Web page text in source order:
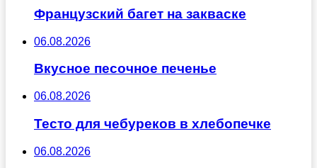
Французский багет на закваске
06.08.2026
Вкусное песочное печенье
06.08.2026
Тесто для чебуреков в хлебопечке
06.08.2026